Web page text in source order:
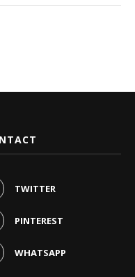
TWITTER
PINTEREST
WHATSAPP